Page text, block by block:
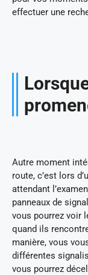
effectuer une
Autre moment
route, c’est lors
attendant
panneaux de
vous pourrez voir
quand ils
manière, vous
différentes
vous pourrez